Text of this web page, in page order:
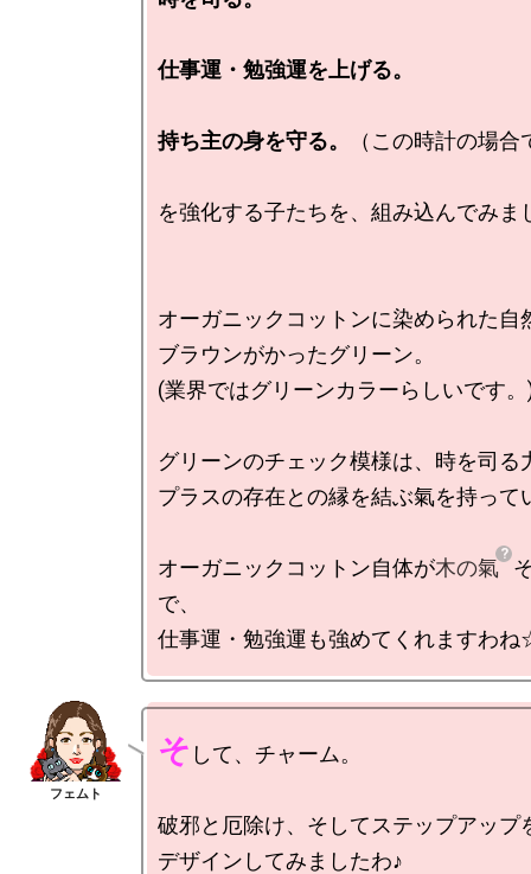
仕事運・勉強運を上げる。
持ち主の身を守る。 （この時計の場合
を強化する子たちを、組み込んでみま
オーガニックコットンに染められた自
ブラウンがかったグリーン。
(業界ではグリーンカラーらしいです
グリーンのチェック模様は、時を司る
プラスの存在との縁を結ぶ氣を持って
オーガニックコットン自体が木の氣
で、
そ して、チャーム。
破邪と厄除け、そしてステップアップ
デザインしてみましたわ♪